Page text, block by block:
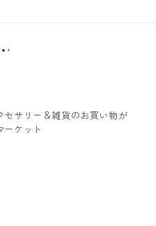
サリー＆雑貨のお買い物が
ーケット